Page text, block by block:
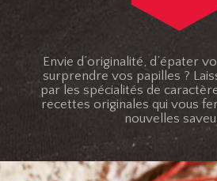
Envie d’originalité, d’épater
surprendre vos papilles ?
par les spécialités de
recettes originales qui vous
nouvelles